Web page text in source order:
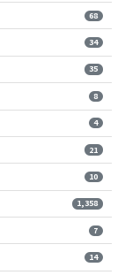
68
34
35
8
4
21
10
1,358
7
14